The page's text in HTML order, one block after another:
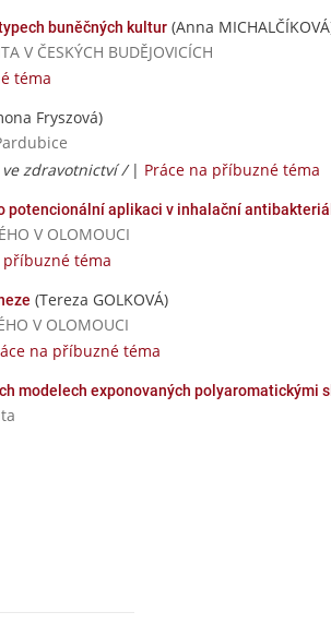
buněčných kultur (Anna
V ČESKÝCH BUDĚJOVICÍCH
téma
Fryszová)
zdravotnictví / | Práce na příbuzné téma
potencionální aplikaci v inhalační
V OLOMOUCI
příbuzné téma
(Tereza GOLKOVÁ)
V OLOMOUCI
na příbuzné téma
modelech exponovaných polyaromatickými